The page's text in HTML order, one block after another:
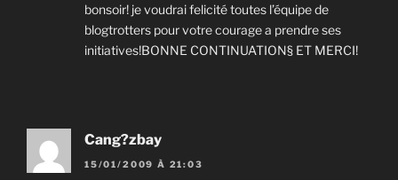
bonsoir! je voudrai felicité toutes l’équipe de
blogtrotters pour votre courage a prendre ses
initiatives!BONNE CONTINUATION§ ET MERCI!
Cang?zbay
15/01/2009 À 21:03